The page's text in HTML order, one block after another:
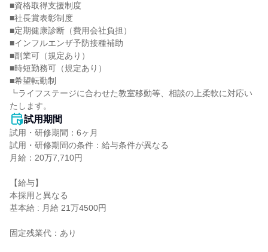
■資格取得支援制度
■社長賞表彰制度
■定期健康診断（費用会社負担）
■インフルエンザ予防接種補助
■副業可（規定あり）
■時短勤務可（規定あり）
■希望転勤制
┗ライフステージに合わせた教室移動等、相談の上柔軟に対応い
たします。
試用期間
試用・研修期間：6ヶ月
試用・研修期間の条件：給与条件が異なる
月給：20万7,710円
【給与】
本採用と異なる
基本給 : 月給 21万4500円
固定残業代：あり